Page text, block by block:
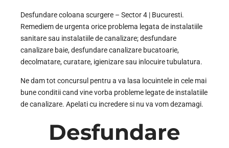
Desfundare coloana scurgere – Sector 4 | Bucuresti.
Remediem de urgenta orice problema legata de instalatiile
sanitare sau instalatiile de canalizare; desfundare
canalizare baie, desfundare canalizare bucatoarie,
decolmatare, curatare, igienizare sau inlocuire tubulatura.
Ne dam tot concursul pentru a va lasa locuintele in cele mai
bune conditii cand vine vorba probleme legate de instalatiile
de canalizare. Apelati cu incredere si nu va vom dezamagi.
Desfundare